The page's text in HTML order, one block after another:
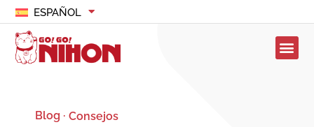
ESPAÑOL
Blog · Consejos